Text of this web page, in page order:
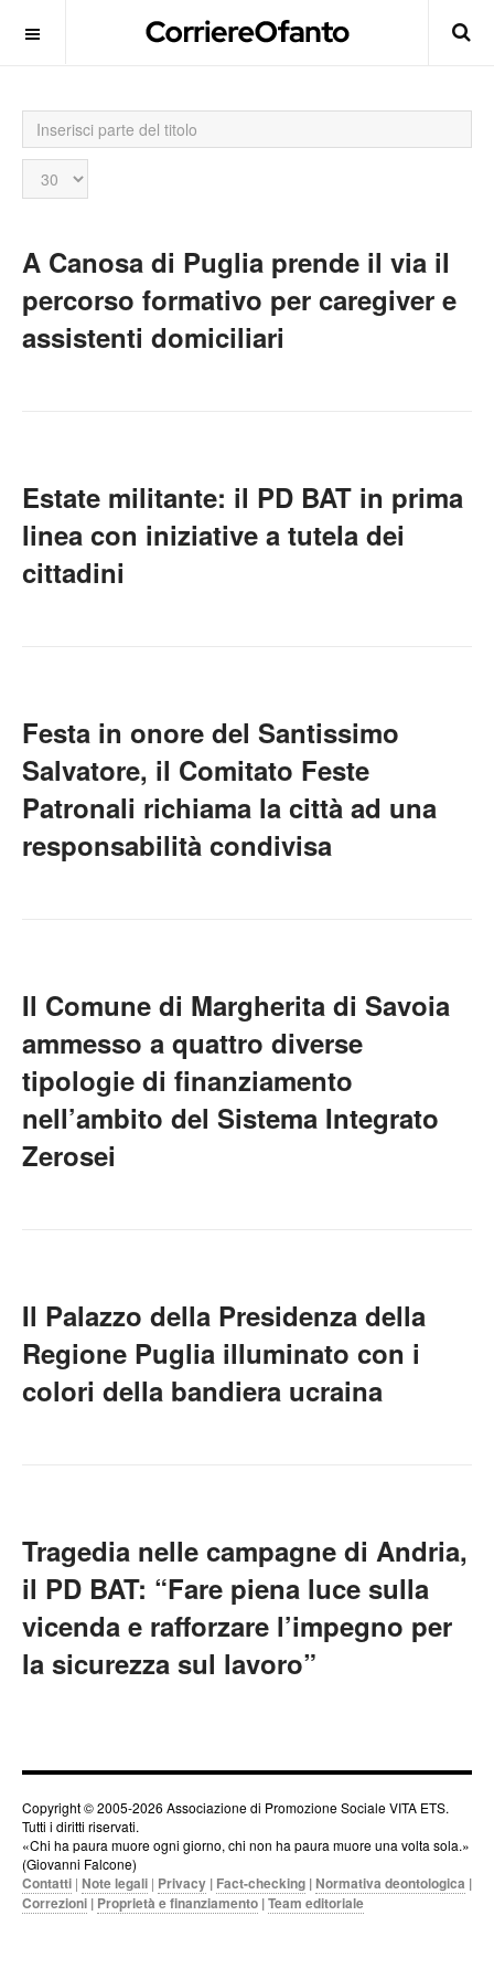
Inserisci
parte
del
titolo
Visualizza
n.
A Canosa di Puglia prende il via il
percorso formativo per caregiver e
assistenti domiciliari
Estate militante: il PD BAT in prima
linea con iniziative a tutela dei
cittadini
Festa in onore del Santissimo
Salvatore, il Comitato Feste
Patronali richiama la città ad una
responsabilità condivisa
Il Comune di Margherita di Savoia
ammesso a quattro diverse
tipologie di finanziamento
nell’ambito del Sistema Integrato
Zerosei
Il Palazzo della Presidenza della
Regione Puglia illuminato con i
colori della bandiera ucraina
Tragedia nelle campagne di Andria,
il PD BAT: “Fare piena luce sulla
vicenda e rafforzare l’impegno per
la sicurezza sul lavoro”
Copyright © 2005-2026 Associazione di Promozione Sociale VITA ETS.
Tutti i diritti riservati.
«Chi ha paura muore ogni giorno, chi non ha paura muore una volta sola.»
(Giovanni Falcone)
Contatti | Note legali | Privacy | Fact-checking | Normativa deontologica |
Correzioni | Proprietà e finanziamento |Team editoriale